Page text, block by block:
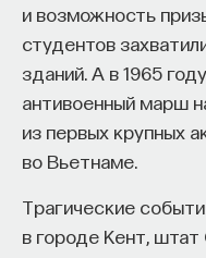
и возможность
студентов
зданий. А в 1965
антивоенный марш
из первых крупных
во Вьетнаме.
Трагические
в городе Кент,